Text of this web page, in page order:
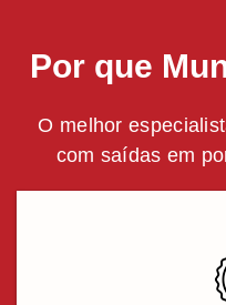
Por que
O melhor
com saídas em